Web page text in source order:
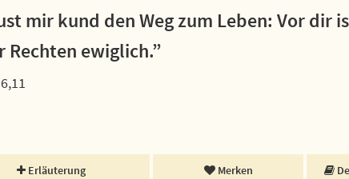
mir kund den Weg zum Leben: Vor dir
Rechten ewiglich.”
Erläuterung Merken